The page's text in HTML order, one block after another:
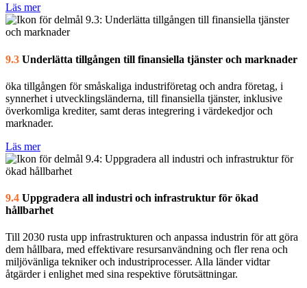
Läs mer
9.3 Underlätta tillgången till finansiella tjänster och marknader
öka tillgången för småskaliga industriföretag och andra företag, i
synnerhet i utvecklingsländerna, till finansiella tjänster, inklusive
överkomliga krediter, samt deras integrering i värdekedjor och
marknader.
Läs mer
9.4 Uppgradera all industri och infrastruktur för ökad
hållbarhet
Till 2030 rusta upp infrastrukturen och anpassa industrin för att göra
dem hållbara, med effektivare resursanvändning och fler rena och
miljövänliga tekniker och industriprocesser. Alla länder vidtar
åtgärder i enlighet med sina respektive förutsättningar.